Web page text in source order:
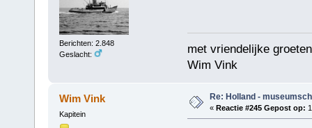
Berichten: 2.848
Geslacht:
met vriendelijke
Wim Vink
Wim Vink
Kapitein
Re: Holland -
« Reactie #245 Gepost op: